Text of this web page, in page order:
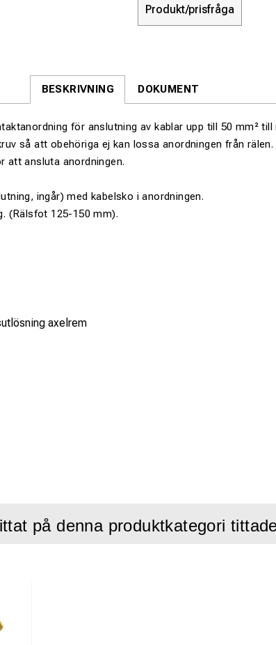
Produkt/prisfråga
BESKRIVNING DOKUMENT
för anslutning av kablar upp till 50 mm² till
så att obehöriga ej kan lossa anordningen från rälen.
att ansluta anordningen.
ingår) med kabelsko i anordningen.
(Rälsfot 125-150 mm).
axelrem
på denna produktkategori